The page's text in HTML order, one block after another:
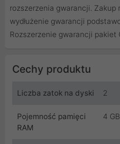
rozszerzenia gwarancji. Zakup
wydłużenie gwarancji
Rozszerzenie gwarancji pakiet
Cechy produktu
Liczba zatok na dyski 2
Pojemność pamięci
RAM
4 GB